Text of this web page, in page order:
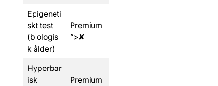
Epigeneti
skt test
(biologis
k ålder)
Premium
”>✘
Hyperbar
isk
Premium